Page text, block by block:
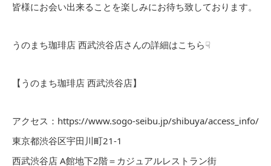
皆様にお会い出来ることを楽しみにお待ち致しております。
うのまち珈琲店 西武渋谷店さんの詳細はこちら☟
【うのまち珈琲店 西武渋谷店】
アクセス：https://www.sogo-seibu.jp/shibuya/access_info/
東京都渋谷区宇田川町21-1
西武渋谷店 A館地下2階＝カジュアルレストラン街